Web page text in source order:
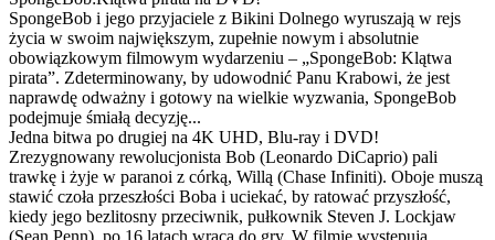
SpongeBob i jego przyjaciele z Bikini Dolnego wyruszają w rejs
życia w swoim największym, zupełnie nowym i absolutnie
obowiązkowym filmowym wydarzeniu – „SpongeBob: Klątwa
pirata”. Zdeterminowany, by udowodnić Panu Krabowi, że jest
naprawdę odważny i gotowy na wielkie wyzwania, SpongeBob
podejmuje śmiałą decyzję...
Jedna bitwa po drugiej na 4K UHD, Blu-ray i DVD!
Zrezygnowany rewolucjonista Bob (Leonardo DiCaprio) pali
trawkę i żyje w paranoi z córką, Willą (Chase Infiniti). Oboje muszą
stawić czoła przeszłości Boba i uciekać, by ratować przyszłość,
kiedy jego bezlitosny przeciwnik, pułkownik Steven J. Lockjaw
(Sean Penn), po 16 latach wraca do gry. W filmie występują